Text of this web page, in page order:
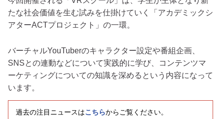
たな社会価値を生む試みを仕掛けていく「アカデミックシ
アターACTプロジェクト」の一環。
バーチャルYouTuberのキャラクター設定や番組企画、
SNSとの連動などについて実践的に学び、コンテンツマ
ーケティングについての知識を深めるという内容になって
います。
過去の注目ニュースはこちらからご覧ください。